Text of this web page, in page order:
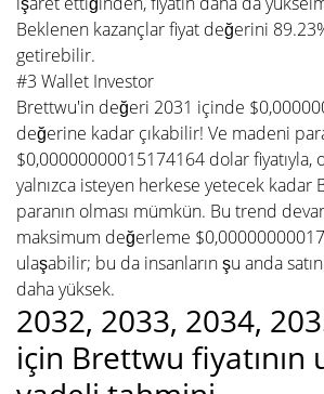
Beklenen kazançlar fiyat değerini
getirebilir.
#3 Wallet Investor
Brettwu'in değeri 2031 içinde
değerine kadar çıkabilir! Ve madeni
$0,00000000015174164 dolar fiyatıyla,
yalnızca isteyen herkese yetecek kadar
paranın olması mümkün. Bu trend
maksimum değerleme
ulaşabilir; bu da insanların şu anda
daha yüksek.
2032, 2033, 2034,
için Brettwu fiyatının